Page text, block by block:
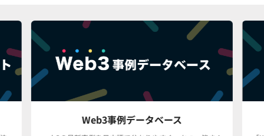
Web3事例データベース